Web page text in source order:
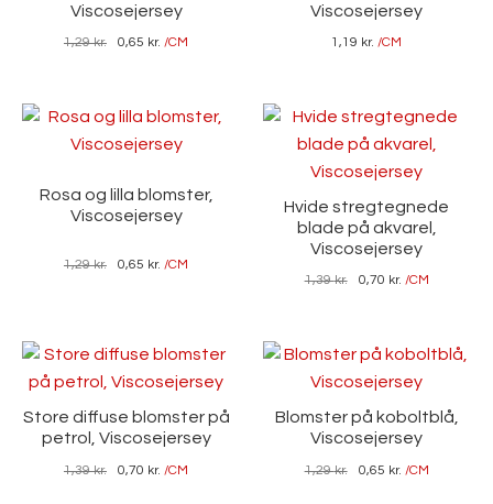
Viscosejersey
1,29kr. 0,65 kr. /CM
Viscosejersey
1,19 kr. /CM
Rosa og lilla blomster,
Viscosejersey
1,29kr. 0,65 kr. /CM
Hvide stregtegnede
blade på akvarel,
Viscosejersey
1,39kr. 0,70 kr. /CM
Store diffuse blomster på
petrol, Viscosejersey
1,39kr. 0,70 kr. /CM
Blomster på koboltblå,
Viscosejersey
1,29kr. 0,65 kr. /CM